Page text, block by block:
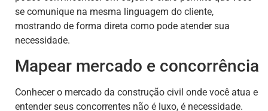
se comunique na mesma linguagem do cliente,
mostrando de forma direta como pode atender sua
necessidade.
Mapear mercado e concorrência
Conhecer o mercado da construção civil onde você atua e
entender seus concorrentes não é luxo, é necessidade.